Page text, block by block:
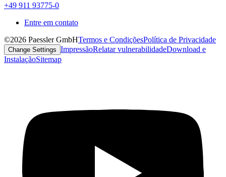
+49 911 93775-0
Entre em contato
©2026 Paessler GmbHTermos e CondiçõesPolítica de Privacidade
Change Settings ImpressãoRelatar vulnerabilidadeDownload e
InstalaçãoSitemap